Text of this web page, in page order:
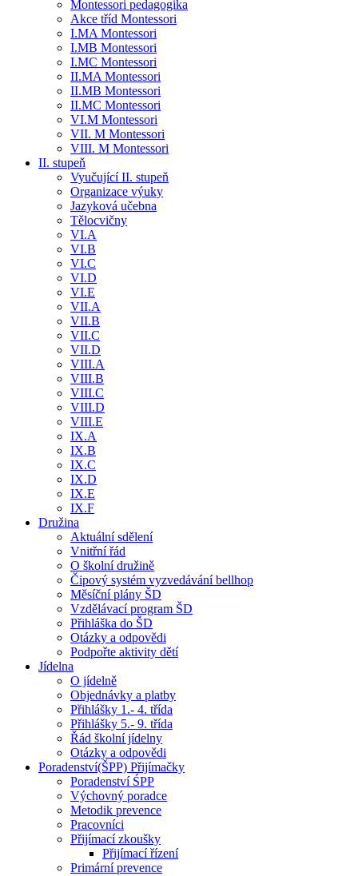
Montessori pedagogika
Akce tříd Montessori
I.MA Montessori
I.MB Montessori
I.MC Montessori
II.MA Montessori
II.MB Montessori
II.MC Montessori
VI.M Montessori
VII. M Montessori
VIII. M Montessori
II. stupeň
Vyučující II. stupeň
Organizace výuky
Jazyková učebna
Tělocvičny
VI.A
VI.B
VI.C
VI.D
VI.E
VII.A
VII.B
VII.C
VII.D
VIII.A
VIII.B
VIII.C
VIII.D
VIII.E
IX.A
IX.B
IX.C
IX.D
IX.E
IX.F
Družina
Aktuální sdělení
Vnitřní řád
O školní družině
Čipový systém vyzvedávání bellhop
Měsíční plány ŠD
Vzdělávací program ŠD
Přihláška do ŠD
Otázky a odpovědi
Podpořte aktivity dětí
Jídelna
O jídelně
Objednávky a platby
Přihlášky 1.- 4. třída
Přihlášky 5.- 9. třída
Řád školní jídelny
Otázky a odpovědi
Poradenství(ŠPP) Přijímačky
Poradenství ŚPP
Výchovný poradce
Metodik prevence
Pracovníci
Přijímací zkoušky
Přijímací řízení
Primární prevence